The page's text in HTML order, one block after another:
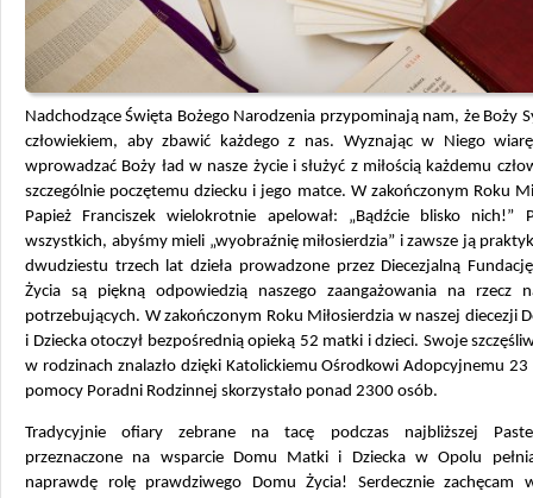
Nadchodzące Święta Bożego Narodzenia przypominają nam, że Boży
człowiekiem, aby zbawić każdego z nas. Wyznając w Niego
wprowadzać Boży ład w nasze życie i służyć z miłością każdemu
szczególnie poczętemu dziecku i jego matce. W zakończonym Roku
Papież Franciszek wielokrotnie apelował: „Bądźcie blisko nich!”
wszystkich, abyśmy mieli „wyobraźnię miłosierdzia” i zawsze ją
dwudziestu trzech lat dzieła prowadzone przez Diecezjalną
Życia są piękną odpowiedzią naszego zaangażowania na rzecz
potrzebujących. W zakończonym Roku Miłosierdzia w naszej diecezji
i Dziecka otoczył bezpośrednią opieką 52 matki i dzieci. Swoje
w rodzinach znalazło dzięki Katolickiemu Ośrodkowi Adopcyjnemu 23
pomocy Poradni Rodzinnej skorzystało ponad 2300 osób.
Tradycyjnie ofiary zebrane na tacę podczas najbliższej
przeznaczone na wsparcie Domu Matki i Dziecka w Opolu
naprawdę rolę prawdziwego Domu Życia! Serdecznie zachęcam